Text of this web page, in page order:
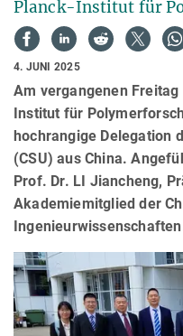
Planck-Institut für
4. JUNI 2025
Am vergangenen
Institut für
hochrangige Delegation
(CSU) aus China.
Prof. Dr. LI Jiancheng,
Akademiemitglied der